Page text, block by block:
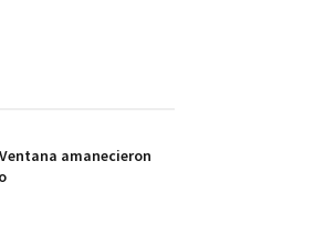
amanecieron